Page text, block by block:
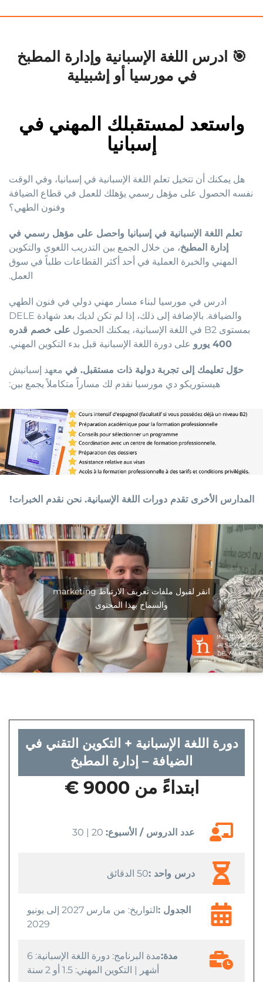
🎯 ادرس اللغة الإسبانية وإدارة المطبخ
في مورسيا أو إشبيلية
واستعد لمستقبلك المهني في
إسبانيا
هل يمكنك أن تتخيل تعلم اللغة الإسبانية في إسبانيا، وفي الوقت
نفسه الحصول على مؤهل رسمي يؤهلك للعمل في قطاع الضيافة
وفنون الطهي؟
تعلم اللغة الإسبانية في إسبانيا واحصل على مؤهل رسمي في
إدارة المطبخ، من خلال الجمع بين التدريب اللغوي والتكوين
المهني والخبرة العملية في أحد أكثر القطاعات طلباً في سوق
العمل.
ادرس في مورسيا لبناء مسار مهني دولي في فنون الطهي
والضيافة. بالإضافة إلى ذلك، إذا لم تكن لديك بعد شهادة DELE
بمستوى B2 في اللغة الإسبانية، يمكنك الحصول
على خصم قدره
400 يورو
على دورة اللغة الإسبانية قبل بدء التكوين المهني.
حوّل تعليمك إلى تجربة دولية ذات مستقبل. في معهد إسبانيش
هيستوريكو دي مورسيا نقدم لك مساراً متكاملاً يجمع بين:
المدارس الأخرى تقدم دورات اللغة الإسبانية. نحن نقدم الخبرات!
انقر لقبول ملفات تعريف الارتباط marketing
والسماح بهذا المحتوى
دورة اللغة الإسبانية + التكوين التقني في
الضيافة – إدارة المطبخ
ابتداءً من 9000 €
عدد الدروس / الأسبوع: 20 | 30
درس واحد : 50 الدقائق
الجدول :
التواريخ: من مارس 2027 إلى يونيو
2029
مدة:
مدة البرنامج: دورة اللغة الإسبانية: 6
أشهر | التكوين المهني: 1.5 أو 2 سنة